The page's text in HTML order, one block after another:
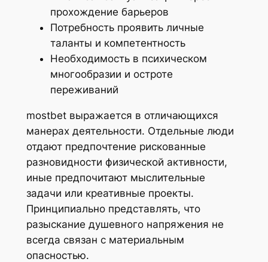
прохождение барьеров
Потребность проявить личные
таланты и компетентность
Необходимость в психическом
многообразии и остроте
переживаний
mostbet выражается в отличающихся
манерах деятельности. Отдельные люди
отдают предпочтение рискованные
разновидности физической активности,
иные предпочитают мыслительные
задачи или креативные проекты.
Принципиально представлять, что
разыскание душевного напряжения не
всегда связан с материальным
опасностью.